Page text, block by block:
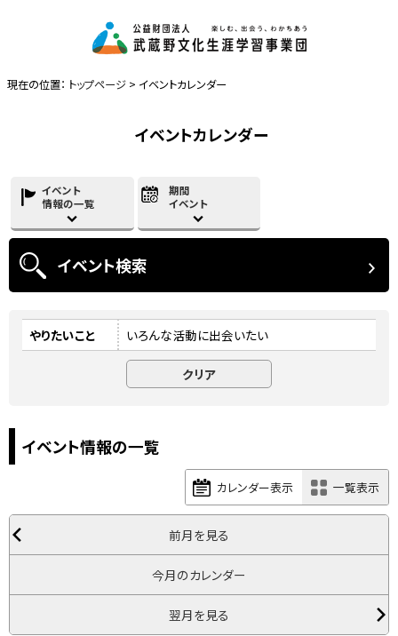
現在の位置： トップページ > イベントカレンダー
イベントカレンダー
イベント
情報の一覧
期間
イベント
イベント検索
やりたいこと いろんな活動に出会いたい
イベント情報の一覧
カレンダー表示 一覧表示
前月を見る
今月のカレンダー
翌月を見る